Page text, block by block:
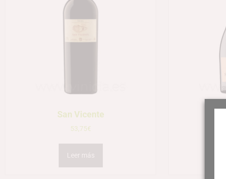
San Vicente
53,75€
Leer más